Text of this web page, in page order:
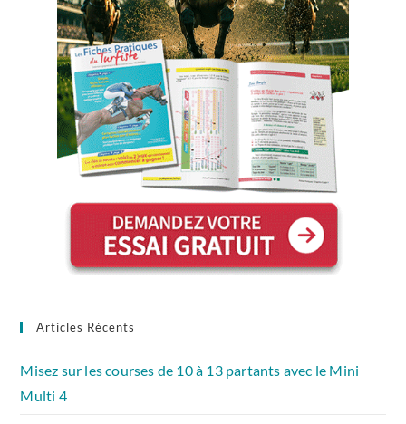
Articles Récents
Misez sur les courses de 10 à 13 partants avec le Mini
Multi 4